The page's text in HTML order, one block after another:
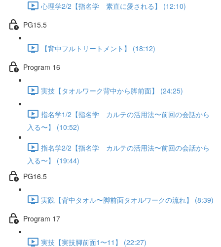
心理学2/2【指名学 素直に愛される】 (12:10)
PG15.5
【背中フルトリートメント】 (18:12)
Program 16
実技【タオルワーク背中から脚前面】 (24:25)
指名学1/2【指名学 カルテの活用法〜前回の会話から
入る〜】 (10:52)
指名学2/2【指名学 カルテの活用法〜前回の会話から
入る〜】 (19:44)
PG16.5
実践【背中タオル〜脚前面タオルワークの流れ】 (8:39)
Program 17
実技【実技脚前面1〜11】 (22:27)